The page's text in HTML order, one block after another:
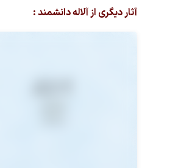
آثار دیگری از آلاله دانشمند :